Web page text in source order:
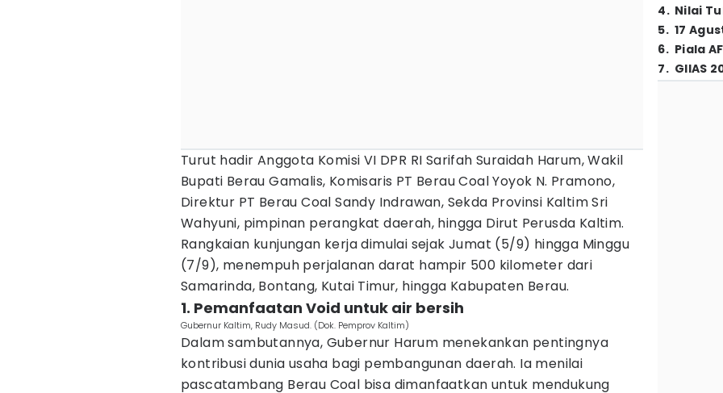
Turut hadir Anggota Komisi VI DPR RI Sarifah Suraidah Harum, Wakil
Bupati Berau Gamalis, Komisaris PT Berau Coal Yoyok N. Pramono,
Direktur PT Berau Coal Sandy Indrawan, Sekda Provinsi Kaltim Sri
Wahyuni, pimpinan perangkat daerah, hingga Dirut Perusda Kaltim.
Rangkaian kunjungan kerja dimulai sejak Jumat (5/9) hingga Minggu
(7/9), menempuh perjalanan darat hampir 500 kilometer dari
Samarinda, Bontang, Kutai Timur, hingga Kabupaten Berau.
1. Pemanfaatan Void untuk air bersih
Gubernur Kaltim, Rudy Masud. (Dok. Pemprov Kaltim)
Dalam sambutannya, Gubernur Harum menekankan pentingnya
kontribusi dunia usaha bagi pembangunan daerah. Ia menilai
pascatambang Berau Coal bisa dimanfaatkan untuk mendukung
4. Nilai
5. 17
6. Piala
7. GIIAS